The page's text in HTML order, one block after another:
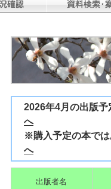
2026年4月の出版予
へ
※購入予定の
へ
出版者名